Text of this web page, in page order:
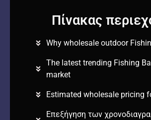
Πίνακας
Why wholesale outdoor
The latest trending Fishing
market
Estimated wholesale pricing
Επεξήγηση των